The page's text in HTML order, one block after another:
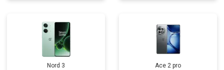
Nord 3 Ace 2 pro